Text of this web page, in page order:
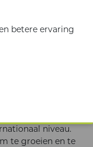
niveau.
te groeien en te
betere ervaring